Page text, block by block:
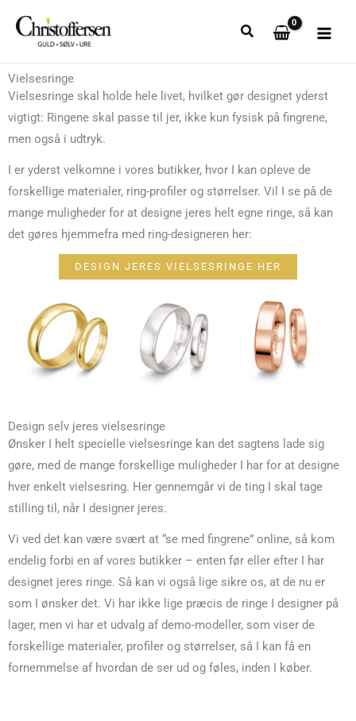
Vielsesringe
Vielsesringe skal holde hele livet, hvilket gør designet yderst
vigtigt: Ringene skal passe til jer, ikke kun fysisk på fingrene,
men også i udtryk.
I er yderst velkomne i vores butikker, hvor I kan opleve de
forskellige materialer, ring-profiler og størrelser. Vil I se på de
mange muligheder for at designe jeres helt egne ringe, så kan
det gøres hjemmefra med ring-designeren her:
DESIGN JERES VIELSESRINGE HER
Design selv jeres vielsesringe
Ønsker I helt specielle vielsesringe kan det sagtens lade sig
gøre, med de mange forskellige muligheder I har for at designe
hver enkelt vielsesring. Her gennemgår vi de ting I skal tage
stilling til, når I designer jeres.
Vi ved det kan være svært at “se med fingrene” online, så kom
endelig forbi en af vores butikker – enten før eller efter I har
designet jeres ringe. Så kan vi også lige sikre os, at de nu er
som I ønsker det. Vi har ikke lige præcis de ringe I designer på
lager, men vi har et udvalg af demo-modeller, som viser de
forskellige materialer, profiler og størrelser, så I kan få en
fornemmelse af hvordan de ser ud og føles, inden I køber.